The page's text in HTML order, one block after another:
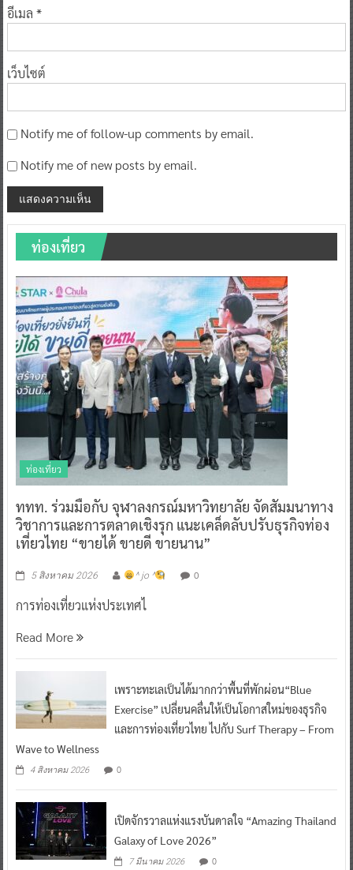
อีเมล *
เว็บไซต์
Notify me of follow-up comments by email.
Notify me of new posts by email.
ท่องเที่ยว
ท่องเที่ยว
ททท. ร่วมมือกับ จุฬาลงกรณ์มหาวิทยาลัย จัดสัมมนาทาง
วิชาการและการตลาดเชิงรุก แนะเคล็ดลับปรับธุรกิจท่อง
เที่ยวไทย “ขายได้ ขายดี ขายนาน”
5 สิงหาคม 2026 ^ jo ^ 0
การท่องเที่ยวแห่งประเทศไ
Read More
เพราะทะเลเป็นได้มากกว่าพื้นที่พักผ่อน“Blue
Exercise” เปลี่ยนคลื่นให้เป็นโอกาสใหม่ของธุรกิจ
และการท่องเที่ยวไทย ไปกับ Surf Therapy – From
Wave to Wellness
4 สิงหาคม 2026 0
เปิดจักรวาลแห่งแรงบันดาลใจ “Amazing Thailand
Galaxy of Love 2026”
7 มีนาคม 2026 0